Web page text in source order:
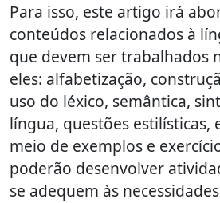
Para isso, este artigo irá
conteúdos relacionados à
que devem ser trabalhados
eles: alfabetização,
uso do léxico, semântica,
língua, questões estilísticas,
meio de exemplos e
poderão desenvolver
se adequem às